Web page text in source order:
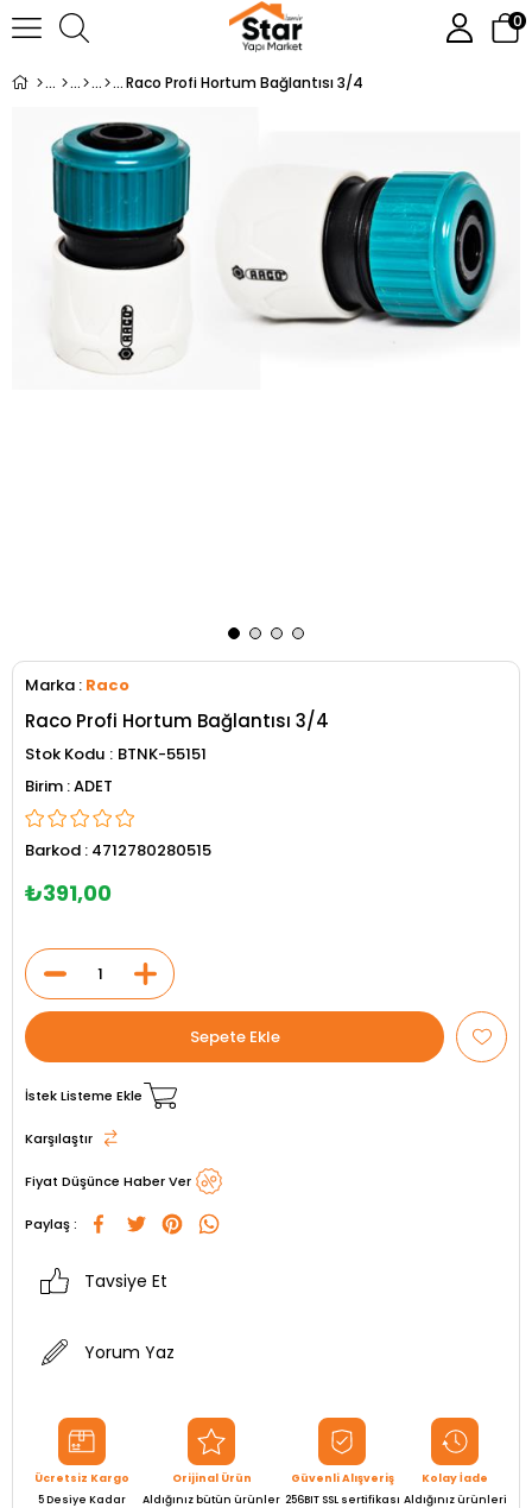
0
Raco Profi Hortum Bağlantısı 3/4
Marka : Raco
Raco Profi Hortum Bağlantısı 3/4
Stok Kodu
BTNK-55151
ADET
Barkod : 4712780280515
₺391,00
İstek Listeme Ekle
Karşılaştır
Fiyat Düşünce Haber Ver
Paylaş :
Tavsiye Et
Yorum Yaz
Ücretsiz Kargo
5 Desiye Kadar
Orijinal Ürün
Aldığınız bütün ürünler
Güvenli Alışveriş
256BIT SSL sertifikası
Kolay İade
Aldığınız ürünleri